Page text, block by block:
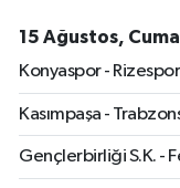
15 Ağustos,
Konyaspor - Rizespor
Kasımpaşa -
Gençlerbirliği S.K. -